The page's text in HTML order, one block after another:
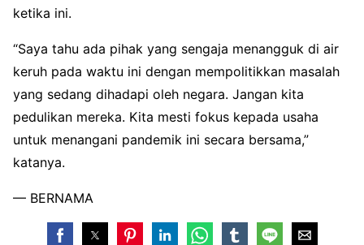
ketika ini.
“Saya tahu ada pihak yang sengaja menangguk di air
keruh pada waktu ini dengan mempolitikkan masalah
yang sedang dihadapi oleh negara. Jangan kita
pedulikan mereka. Kita mesti fokus kepada usaha
untuk menangani pandemik ini secara bersama,”
katanya.
— BERNAMA